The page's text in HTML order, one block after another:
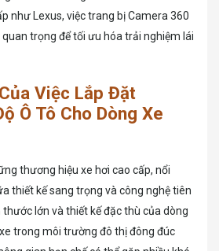
như Lexus, việc trang bị Camera 360
trọng để tối ưu hóa trải nghiệm lái
Việc Lắp Đặt
Ô Tô Cho Dòng Xe
thương hiệu xe hơi cao cấp, nổi
thiết kế sang trọng và công nghệ tiên
thước lớn và thiết kế đặc thù của dòng
trong môi trường đô thị đông đúc